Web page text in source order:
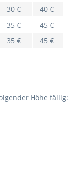
30 €
40 €
35 €
45 €
35 € 45 €
Höhe fällig: